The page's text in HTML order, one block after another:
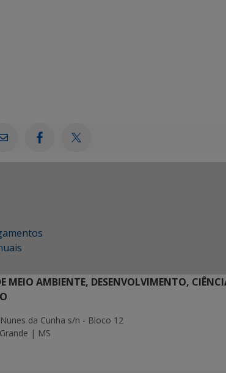
MEIO AMBIENTE, DESENVOLVIMENTO,
da Cunha s/n - Bloco 12
| MS